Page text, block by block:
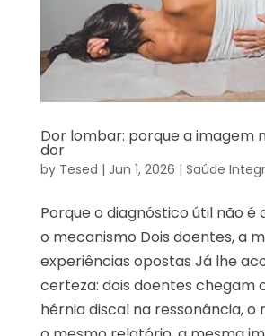
Dor lombar: porque a imagem
dor
by Tesed | Jun 1, 2026 | Saúde
Porque o diagnóstico útil não é
o mecanismo Dois doentes, a
experiências opostas Já lhe
certeza: dois doentes chegam
hérnia discal na ressonância, o